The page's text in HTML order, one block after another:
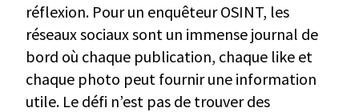
réflexion. Pour un enquêteur OSINT, les
réseaux sociaux sont un immense journal de
bord où chaque publication, chaque like et
chaque photo peut fournir une information
utile. Le défi n’est pas de trouver des